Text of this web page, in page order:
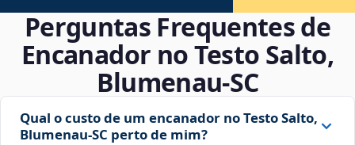
Perguntas Frequentes de
Encanador no Testo Salto,
Blumenau‑SC
Qual o custo de um encanador no Testo Salto,
Blumenau‑SC perto de mim?